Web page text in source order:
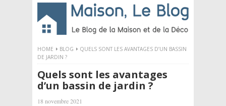
HOME BLOG
QUELS SONT LES AVANTAGES D’UN BASSIN
DE JARDIN ?
Quels sont les avantages
d’un bassin de jardin ?
18 novembre 2021